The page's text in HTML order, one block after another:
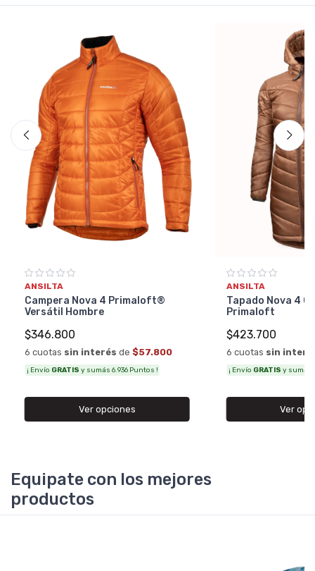
ANSILTA
Campera Nova 4 Primaloft®
Versátil Hombre
$346.800
6 cuotas sin interés de $57.800
¡ Envío GRATIS y sumás 6.936 Puntos !
Ver opciones
ANSILTA
Tapado Nova 4
Primaloft
$423.700
6 cuotas sin
¡ Envío GRATIS y sumás
Ver
Equipate con los mejores
productos